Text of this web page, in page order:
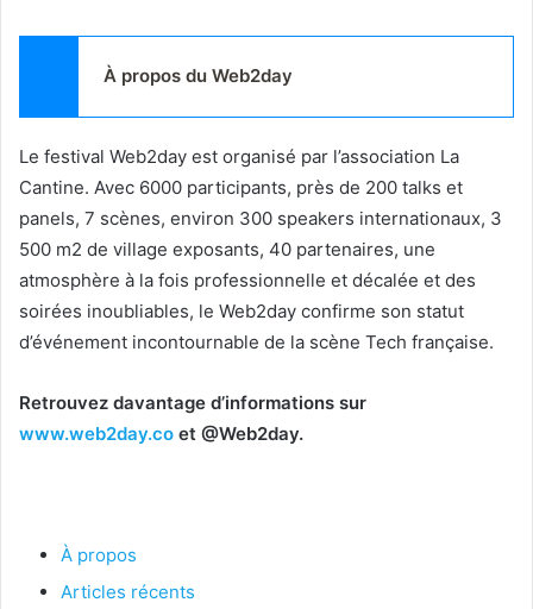
À propos du Web2day
Le festival Web2day est organisé par l’association La
Cantine. Avec 6000 participants, près de 200 talks et
panels, 7 scènes, environ 300 speakers internationaux, 3
500 m2 de village exposants, 40 partenaires, une
atmosphère à la fois professionnelle et décalée et des
soirées inoubliables, le Web2day confirme son statut
d’événement incontournable de la scène Tech française.
Retrouvez davantage d’informations sur
www.web2day.co et @Web2day.
À propos
Articles récents